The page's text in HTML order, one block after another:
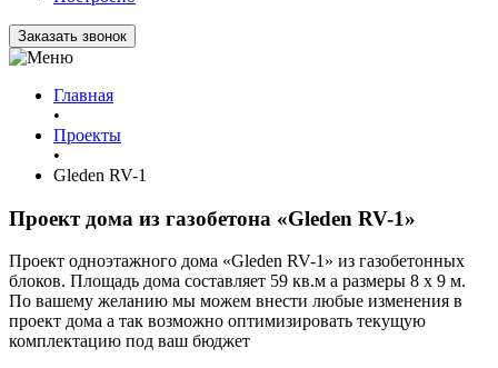
Заказать звонок
Главная
•
Проекты
•
Gleden RV-1
Проект дома из газобетона «Gleden RV-1»
Проект одноэтажного дома «Gleden RV-1» из газобетонных
блоков. Площадь дома составляет 59 кв.м а размеры 8 x 9 м.
По вашему желанию мы можем внести любые изменения в
проект дома а так возможно оптимизировать текущую
комплектацию под ваш бюджет